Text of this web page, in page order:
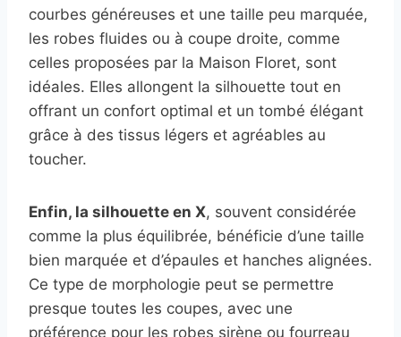
courbes généreuses et une taille peu marquée,
les robes fluides ou à coupe droite, comme
celles proposées par la Maison Floret, sont
idéales. Elles allongent la silhouette tout en
offrant un confort optimal et un tombé élégant
grâce à des tissus légers et agréables au
toucher.
Enfin, la silhouette en X, souvent considérée
comme la plus équilibrée, bénéficie d’une taille
bien marquée et d’épaules et hanches alignées.
Ce type de morphologie peut se permettre
presque toutes les coupes, avec une
préférence pour les robes sirène ou fourreau